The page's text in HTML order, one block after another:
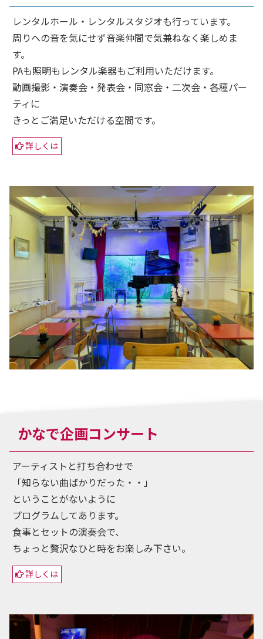
レンタルホール・レンタルスタジオも行っています。
周りへの音を気にせず音楽仲間で気兼ねなく楽しめま
す。
PAも照明もレンタル楽器もご利用いただけます。
動画撮影・演奏会・発表会・同窓会・二次会・各種パー
ティに
きっとご満足いただける空間です。
詳しくは
かなで企画コンサート
アーティストと打ち合わせで
「知らない曲ばかりだった・・」
ということがないように
プログラムしてあります。
食事とセットの演奏会で、
ちょっと贅沢なひと時をお楽しみ下さい。
詳しくは